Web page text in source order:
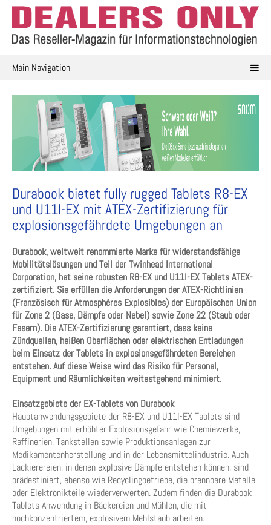
Skip
content
Main Navigation
Durabook bietet fully rugged Tablets R8-EX
und U11I-EX mit ATEX-Zertifizierung für
explosionsgefährdete Umgebungen an
Durabook, weltweit renommierte Marke für widerstandsfähige
Mobilitätslösungen und Teil der Twinhead International
Corporation, hat seine robusten R8-EX und U11I-EX Tablets ATEX-
zertifiziert. Sie erfüllen die Anforderungen der ATEX-Richtlinien
(Französisch für Atmosphères Explosibles) der Europäischen Union
für Zone 2 (Gase, Dämpfe oder Nebel) sowie Zone 22 (Staub oder
Fasern). Die ATEX-Zertifizierung garantiert, dass keine
Zündquellen, heißen Oberflächen oder elektrischen Entladungen
beim Einsatz der Tablets in explosionsgefährdeten Bereichen
entstehen. Auf diese Weise wird das Risiko für Personal,
Equipment und Räumlichkeiten weitestgehend minimiert.
Einsatzgebiete der EX-Tablets von Durabook
Hauptanwendungsgebiete der R8-EX und U11I-EX Tablets sind
Umgebungen mit erhöhter Explosionsgefahr wie Chemiewerke,
Raffinerien, Tankstellen sowie Produktionsanlagen zur
Medikamentenherstellung und in der Lebensmittelindustrie. Auch
Lackierereien, in denen explosive Dämpfe entstehen können, sind
prädestiniert, ebenso wie Recyclingbetriebe, die brennbare Metalle
oder Elektronikteile wiederverwerten. Zudem finden die Durabook
Tablets Anwendung in Bäckereien und Mühlen, die mit
hochkonzentriertem, explosivem Mehlstaub arbeiten.